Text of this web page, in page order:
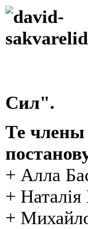
Сил".
Те члены
+ Алла
+
+